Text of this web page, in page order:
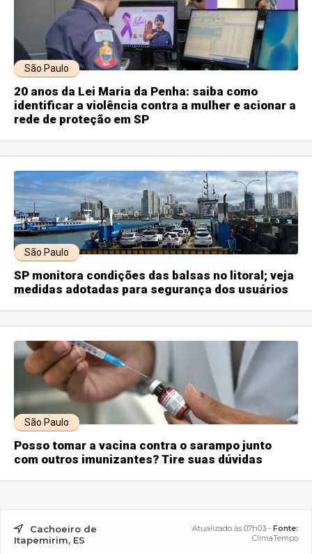
São Paulo
20 anos da Lei Maria da Penha: saiba como
identificar a violência contra a mulher e acionar a
rede de proteção em SP
São Paulo
SP monitora condições das balsas no litoral; veja
medidas adotadas para segurança dos usuários
São Paulo
Posso tomar a vacina contra o sarampo junto
com outros imunizantes? Tire suas dúvidas
Cachoeiro de
Itapemirim, ES
Atualizado às 07h03 - Fonte:
ClimaTempo